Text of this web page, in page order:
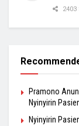
2403
Pramono
Nyinyirin
Nyinyirin